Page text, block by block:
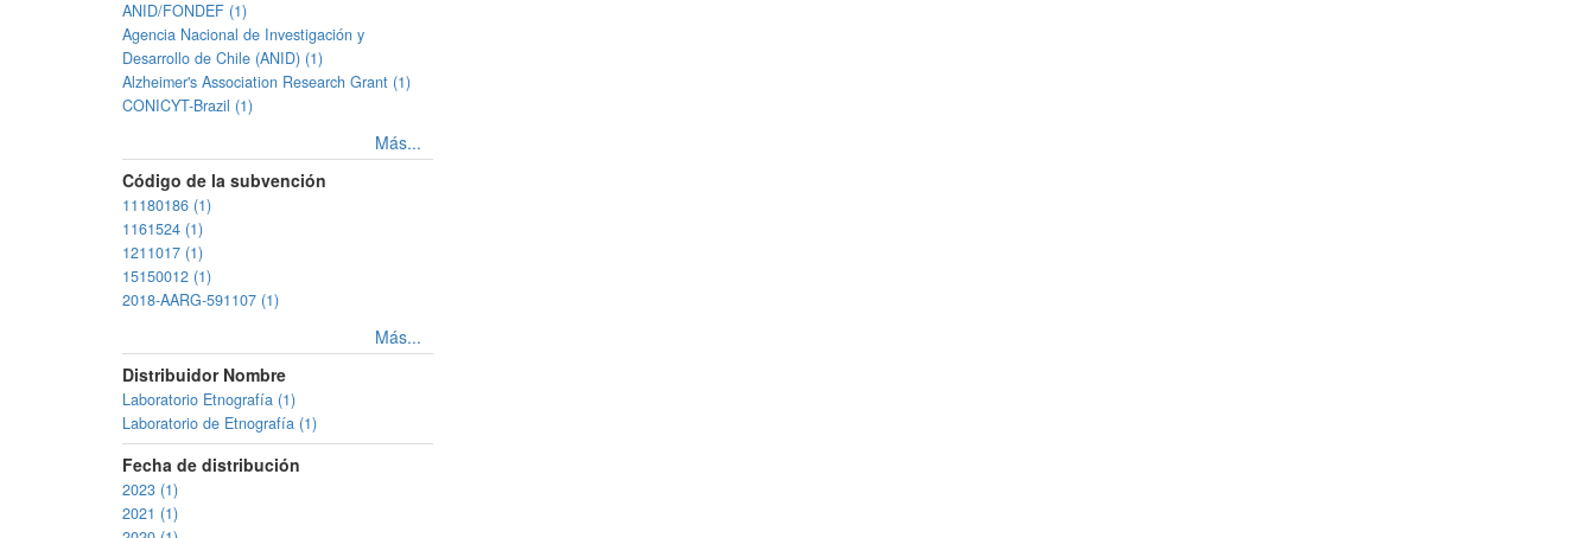
ANID/FONDEF (1)
Agencia Nacional de Investigación y
Desarrollo de Chile (ANID) (1)
Alzheimer's Association Research Grant (1)
CONICYT-Brazil (1)
Más...
Código de la subvención
11180186 (1)
1161524 (1)
1211017 (1)
15150012 (1)
2018-AARG-591107 (1)
Más...
Distribuidor Nombre
Laboratorio Etnografía (1)
Laboratorio de Etnografía (1)
Fecha de distribución
2023 (1)
2021 (1)